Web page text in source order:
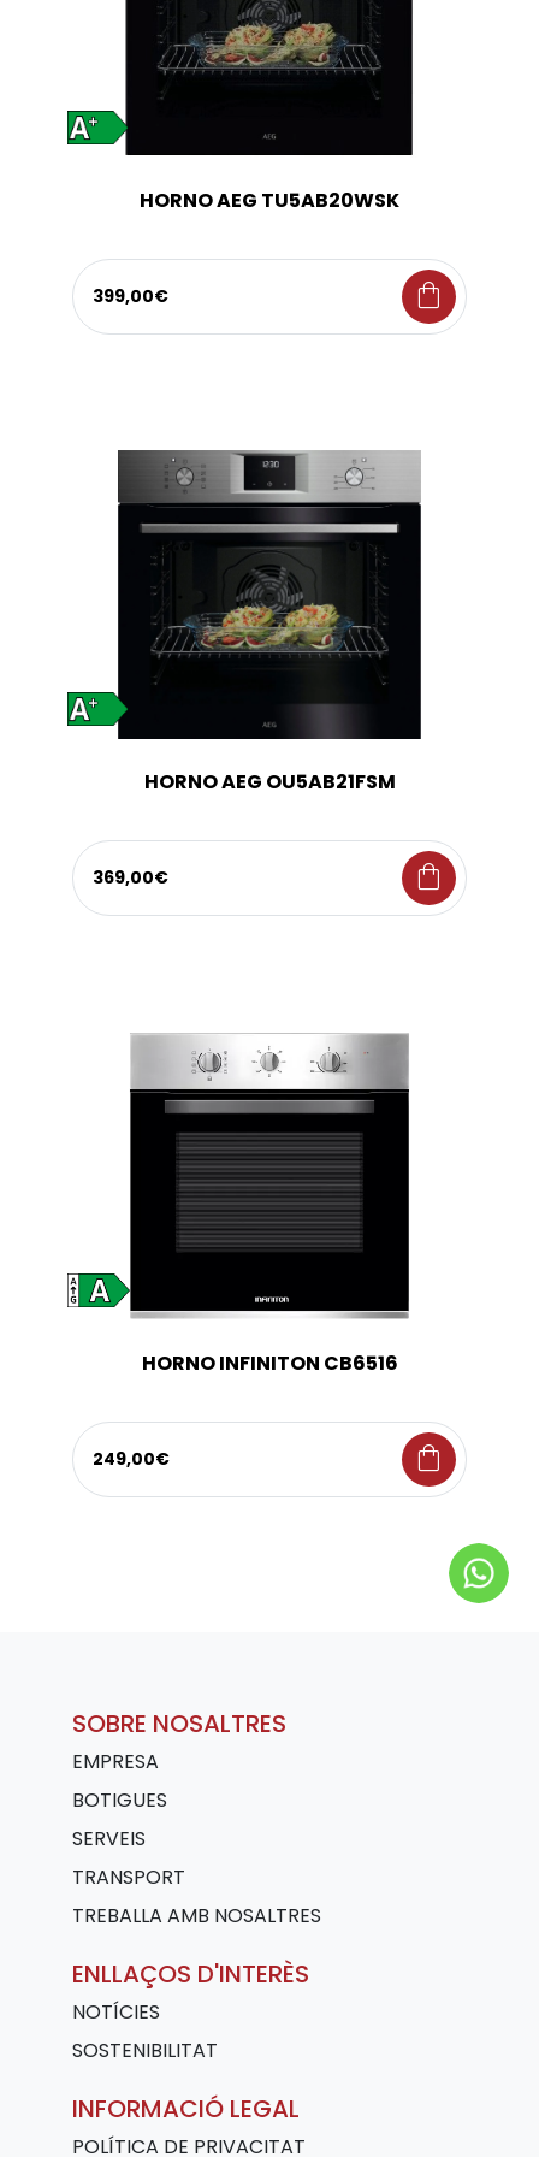
HORNO AEG TU5AB20WSK
399,00€ shopping_bag
HORNO AEG OU5AB21FSM
369,00€ shopping_bag
HORNO INFINITON CB6516
249,00€ shopping_bag
SOBRE NOSALTRES
EMPRESA
BOTIGUES
SERVEIS
TRANSPORT
TREBALLA AMB NOSALTRES
ENLLAÇOS D'INTERÈS
NOTÍCIES
SOSTENIBILITAT
INFORMACIÓ LEGAL
POLÍTICA DE PRIVACITAT